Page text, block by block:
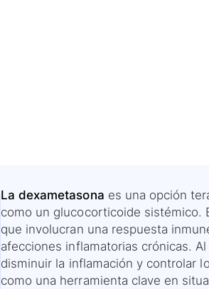
La dexametasona es una opción
como un glucocorticoide sistémico.
que involucran una respuesta
afecciones inflamatorias crónicas.
disminuir la inflamación y controlar
como una herramienta clave en